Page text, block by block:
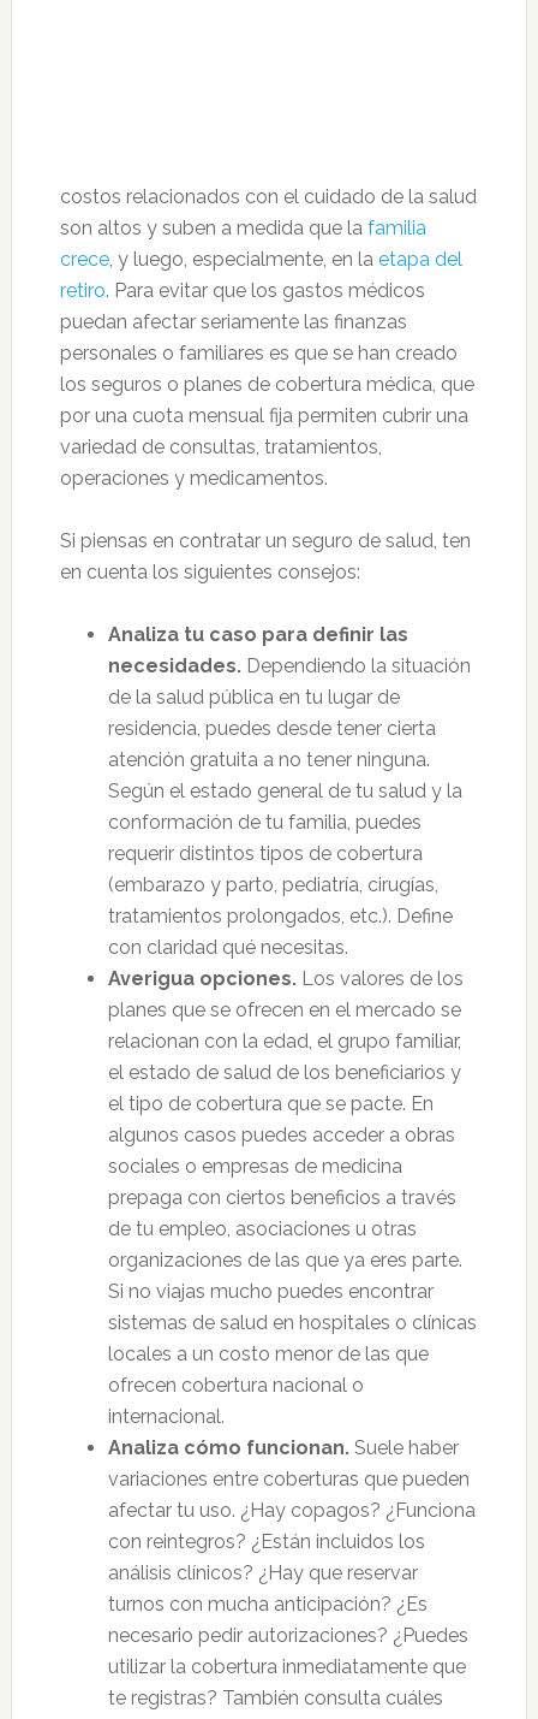
costos relacionados con el cuidado de la salud
son altos y suben a medida que la familia
crece, y luego, especialmente, en la etapa del
retiro. Para evitar que los gastos médicos
puedan afectar seriamente las finanzas
personales o familiares es que se han creado
los seguros o planes de cobertura médica, que
por una cuota mensual fija permiten cubrir una
variedad de consultas, tratamientos,
operaciones y medicamentos.
Si piensas en contratar un seguro de salud, ten
en cuenta los siguientes consejos:
Analiza tu caso para definir las
necesidades.Dependiendo la situación
de la salud pública en tu lugar de
residencia, puedes desde tener cierta
atención gratuita a no tener ninguna.
Según el estado general de tu salud y la
conformación de tu familia, puedes
requerir distintos tipos de cobertura
(embarazo y parto, pediatría, cirugías,
tratamientos prolongados, etc.). Define
con claridad qué necesitas.
Averigua opciones.Los valores de los
planes que se ofrecen en el mercado se
relacionan con la edad, el grupo familiar,
el estado de salud de los beneficiarios y
el tipo de cobertura que se pacte. En
algunos casos puedes acceder a obras
sociales o empresas de medicina
prepaga con ciertos beneficios a través
de tu empleo, asociaciones u otras
organizaciones de las que ya eres parte.
Si no viajas mucho puedes encontrar
sistemas de salud en hospitales o clínicas
locales a un costo menor de las que
ofrecen cobertura nacional o
internacional.
Analiza cómo funcionan.Suele haber
variaciones entre coberturas que pueden
afectar tu uso. ¿Hay copagos? ¿Funciona
con reintegros? ¿Están incluidos los
análisis clínicos? ¿Hay que reservar
turnos con mucha anticipación? ¿Es
necesario pedir autorizaciones? ¿Puedes
utilizar la cobertura inmediatamente que
te registras? También consulta cuáles